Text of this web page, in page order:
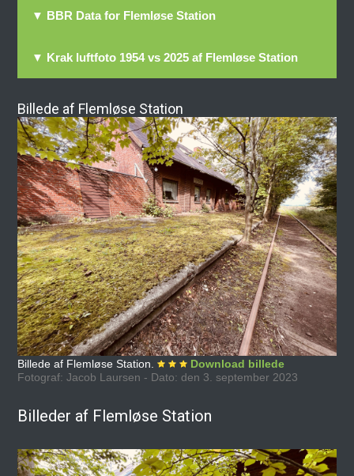
▼ BBR Data for Flemløse Station
▼ Krak luftfoto 1954 vs 2025 af Flemløse Station
Billede af Flemløse Station
Billede af Flemløse Station.
Download billede
Fotograf: Jacob Laursen - Dato: den 3. september 2023
Billeder af Flemløse Station